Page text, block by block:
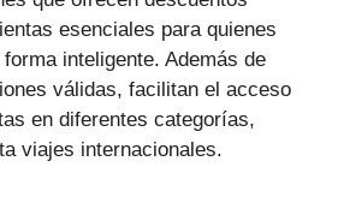
esenciales para quienes
inteligente. Además de
válidas, facilitan el acceso
en diferentes categorías,
viajes internacionales.